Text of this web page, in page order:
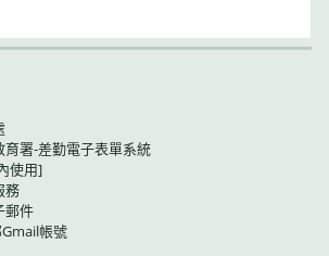
署-差勤電子表單系統
使用]
務
郵件
帳號